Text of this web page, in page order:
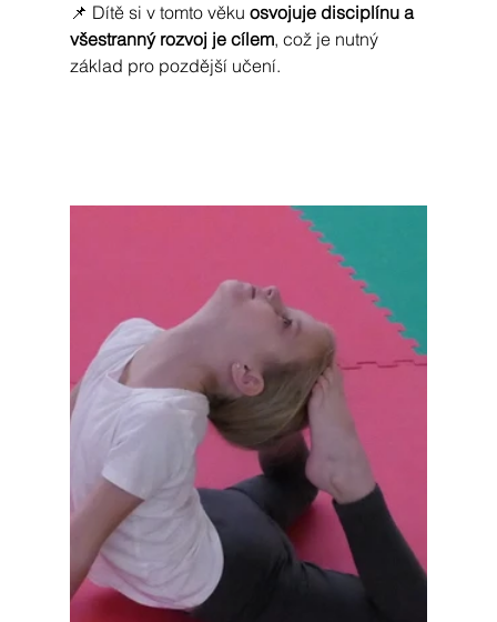
📌 Dítě si v tomto věku osvojuje disciplínu a
všestranný rozvoj je cílem, což je nutný
základ pro pozdější učení.